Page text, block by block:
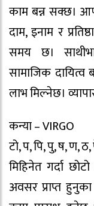
काम बन्न सक्छ।
दाम, इनाम र
समय छ।
सामाजिक दायित्व
लाभ मिल्नेछ।
कन्या – VIRGO
टो, प, पि, पु, ष, ण, ठ,
मिहिनेत गर्दा
अवसर प्राप्त